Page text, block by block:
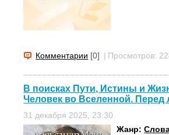
Комментарии [0] | Просмотров:
В поисках Пути, Истины и
Человек во Вселенной.
31 декабря 2025, 23:30
Жанр: